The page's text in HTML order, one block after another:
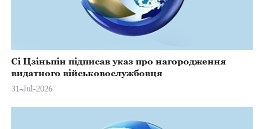
Сі Цзіньпін підписав указ про нагородження
видатного військовослужбовця
31-Jul-2026